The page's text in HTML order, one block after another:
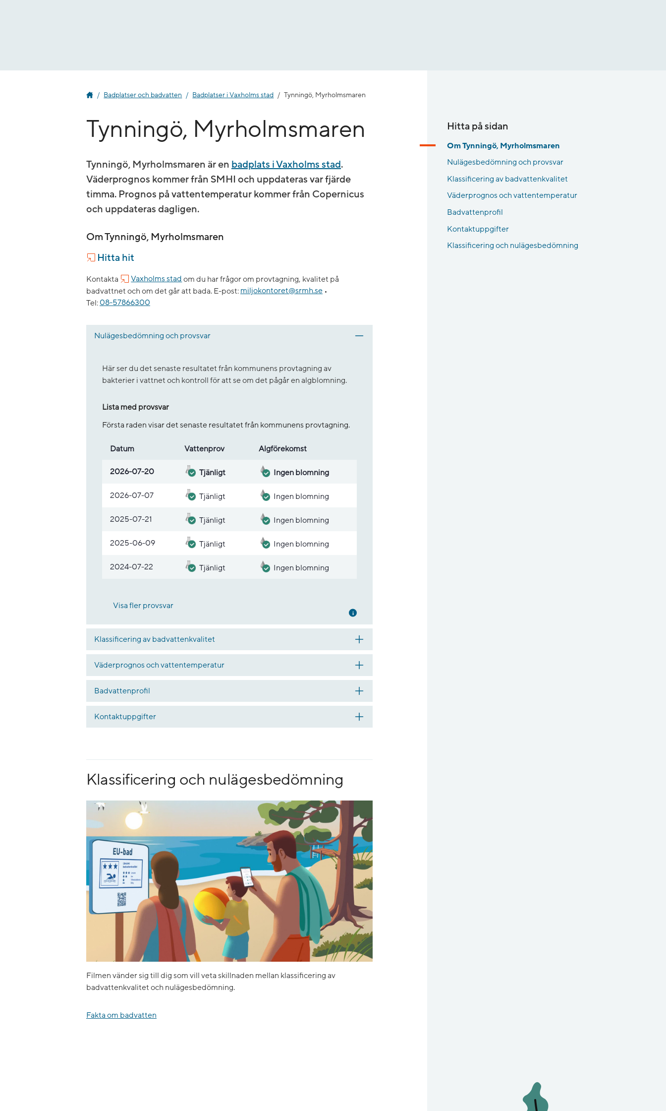
Badplatser och badvatten Badplatser i Vaxholms stad Tynningö, Myrholmsmaren
Tynningö, Myrholmsmaren
Tynningö, Myrholmsmaren är en badplats i Vaxholms stad.
Väderprognos kommer från SMHI och uppdateras var fjärde
timma. Prognos på vatten­temperatur kommer från Copernicus
och uppdateras dagligen.
Om Tynningö, Myrholmsmaren
Hitta hit
Kontakta Vaxholms stad om du har frågor om provtagning, kvalitet på
badvattnet och om det går att bada. E-post: miljokontoret@srmh.se •
Tel: 08-57866300
Nulägesbedömning och provsvar
Här ser du det senaste resultatet från kommunens provtagning av
bakterier i vattnet och kontroll för att se om det pågår en algblomning.
Lista med provsvar
Första raden visar det senaste resultatet från kommunens provtagning.
Datum Vatten­prov Alg­före­komst
2026-07-20 Tjänligt Ingen blomning
2026-07-07 Tjänligt Ingen blomning
2025-07-21 Tjänligt Ingen blomning
2025-06-09 Tjänligt Ingen blomning
2024-07-22 Tjänligt Ingen blomning
Visa fler provsvar Mer information
Klassificering av badvattenkvalitet
Väderprognos och vattentemperatur
Badvattenprofil
Kontaktuppgifter
Klassificering och nulägesbedömning
Filmen vänder sig till dig som vill veta skillnaden mellan klassificering av
badvattenkvalitet och nulägesbedömning.
Fakta om badvatten
Hitta på sidan
Om Tynningö, Myrholmsmaren
Nulägesbedömning och provsvar
Klassificering av badvattenkvalitet
Väderprognos och vattentemperatur
Badvattenprofil
Kontaktuppgifter
Klassificering och nulägesbedömning